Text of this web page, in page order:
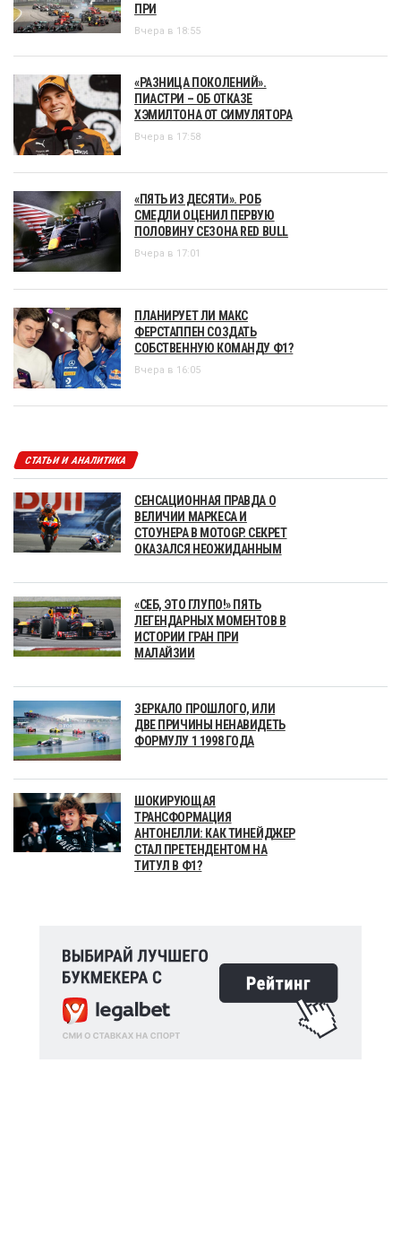
ПРИ
Вчера в 18:55
«РАЗНИЦА ПОКОЛЕНИЙ».
ПИАСТРИ – ОБ ОТКАЗЕ
ХЭМИЛТОНА ОТ СИМУЛЯТОРА
Вчера в 17:58
«ПЯТЬ ИЗ ДЕСЯТИ». РОБ
СМЕДЛИ ОЦЕНИЛ ПЕРВУЮ
ПОЛОВИНУ СЕЗОНА RED BULL
Вчера в 17:01
ПЛАНИРУЕТ ЛИ МАКС
ФЕРСТАППЕН СОЗДАТЬ
СОБСТВЕННУЮ КОМАНДУ Ф1?
Вчера в 16:05
СТАТЬИ И АНАЛИТИКА
СЕНСАЦИОННАЯ ПРАВДА О
ВЕЛИЧИИ МАРКЕСА И
СТОУНЕРА В MOTOGP. СЕКРЕТ
ОКАЗАЛСЯ НЕОЖИДАННЫМ
«СЕБ, ЭТО ГЛУПО!» ПЯТЬ
ЛЕГЕНДАРНЫХ МОМЕНТОВ В
ИСТОРИИ ГРАН ПРИ
МАЛАЙЗИИ
ЗЕРКАЛО ПРОШЛОГО, ИЛИ
ДВЕ ПРИЧИНЫ НЕНАВИДЕТЬ
ФОРМУЛУ 1 1998 ГОДА
ШОКИРУЮЩАЯ
ТРАНСФОРМАЦИЯ
АНТОНЕЛЛИ: КАК ТИНЕЙДЖЕР
СТАЛ ПРЕТЕНДЕНТОМ НА
ТИТУЛ В Ф1?